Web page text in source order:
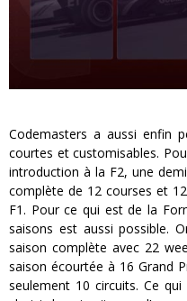
Codemasters a aussi enfin
courtes et customisables.
introduction à la F2, une
complète de 12 courses et
F1. Pour ce qui est de la
saisons est aussi possible.
saison complète avec 22
saison écourtée à 16 Grand
seulement 10 circuits. Ce qui